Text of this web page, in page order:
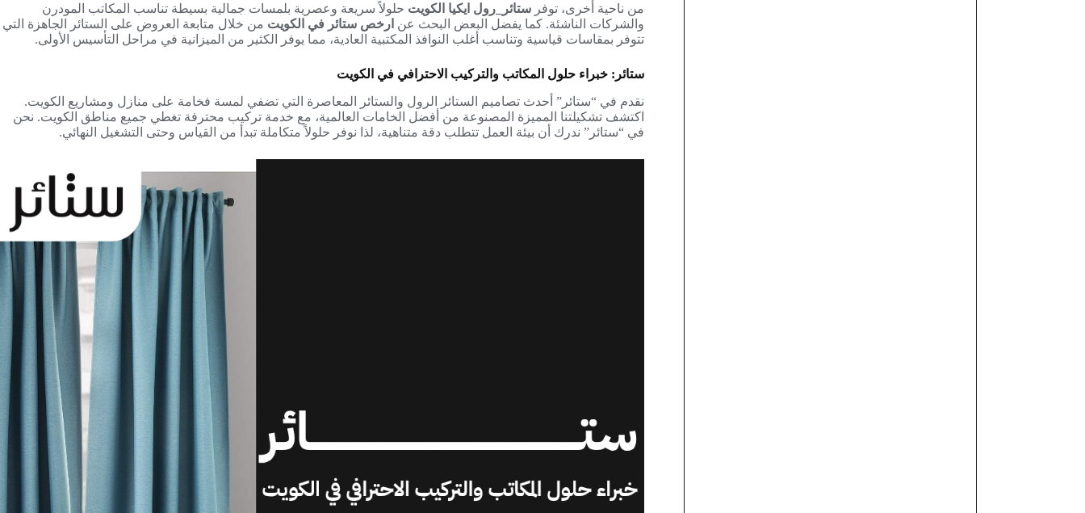
من ناحية أخرى، توفر ستائر_رول ايكيا الكويت حلولاً سريعة وعصرية بلمسات جمالية بسيطة تناسب المكاتب المودرن
والشركات الناشئة. كما يفضل البعض البحث عن ارخص ستائر في الكويت من خلال متابعة العروض على الستائر الجاهزة التي
تتوفر بمقاسات قياسية وتناسب أغلب النوافذ المكتبية العادية، مما يوفر الكثير من الميزانية في مراحل التأسيس الأولى.
ستائر: خبراء حلول المكاتب والتركيب الاحترافي في الكويت
نقدم في “ستائر” أحدث تصاميم الستائر الرول والستائر المعاصرة التي تضفي لمسة فخامة على منازل ومشاريع الكويت.
اكتشف تشكيلتنا المميزة المصنوعة من أفضل الخامات العالمية، مع خدمة تركيب محترفة تغطي جميع مناطق الكويت. نحن
في “ستائر” ندرك أن بيئة العمل تتطلب دقة متناهية، لذا نوفر حلولاً متكاملة تبدأ من القياس وحتى التشغيل النهائي.